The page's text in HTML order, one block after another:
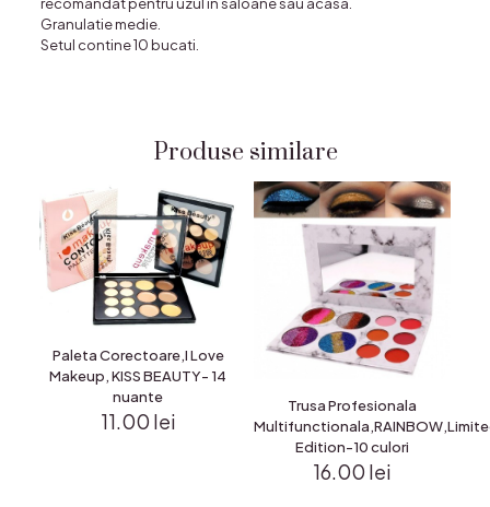
Granulatie medie.
Setul contine 10 bucati.
Produse similare
Paleta Corectoare,I Love
Makeup, KISS BEAUTY- 14
nuante
11.00 lei
Trusa Profesionala
Edition-10 culori
16.00 lei